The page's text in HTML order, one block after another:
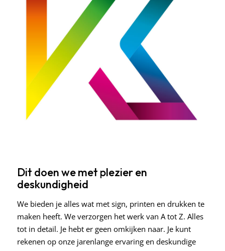
Dit doen we met plezier en
deskundigheid
We bieden je alles wat met sign, printen en drukken te
maken heeft. We verzorgen het werk van A tot Z. Alles
tot in detail. Je hebt er geen omkijken naar. Je kunt
rekenen op onze jarenlange ervaring en deskundige